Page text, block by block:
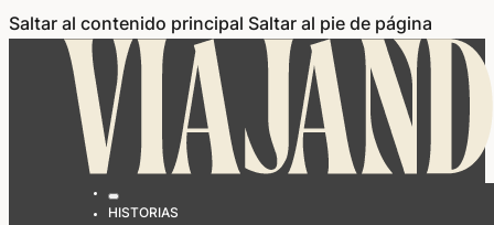
Saltar al contenido principal Saltar al pie de página
HISTORIAS